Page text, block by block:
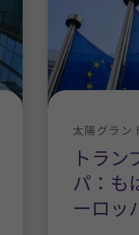
トラン
パ：も
ーロッ